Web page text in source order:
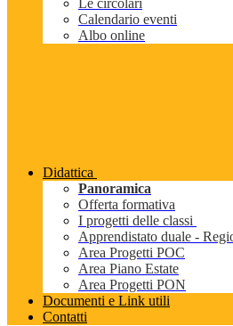
Le circolari
Calendario eventi
Albo online
Didattica
Panoramica
Offerta formativa
I progetti delle classi
Apprendistato duale -
Area Progetti POC
Area Piano Estate
Area Progetti PON
Documenti e Link utili
Contatti